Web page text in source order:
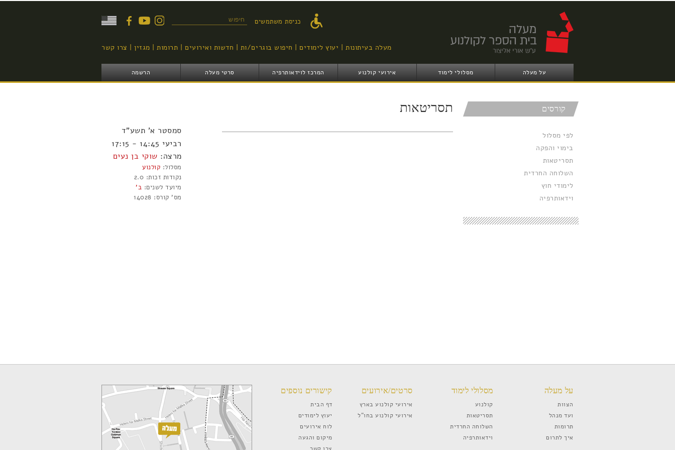
העיקרי
טופס חיפוש כניסת משתמשים
מעלה בעיתונות יעוץ לימודים חיפוש בוגרים/ות חדשות ואירועים תרומות מגזין צרו קשר
על מעלה מסלולי לימוד אירועי קולנוע המרכז לוידאותרפיה סרטי מעלה הרשמה
קורסים
לפי מסלול
בימוי והפקה
תסריטאות
השלוחה החרדית
לימודי חוץ
וידאותרפיה
תסריטאות
סמסטר א' תשע"ד
רביעי 14:45 - 17:15
מרצה: שוקי בן נעים
מסלול: קולנוע
נקודות זכות: 2.0
מיועד לשנים: ב'
מס' קורס: 14028
על מעלה
הצוות
ועד מנהל
תרומות
איך לתרום
מסלולי לימוד
קולנוע
תסריטאות
השלוחה החרדית
וידאותרפיה
סרטים/אירועים
אירועי קולנוע בארץ
אירועי קולנוע בחו”ל
קישורים נוספים
דף הבית
יעוץ לימודים
לוח אירועים
מיקום והגעה
צרו קשר